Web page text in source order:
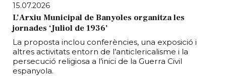
15.07.2026
L’Arxiu Municipal de Banyoles organitza les
jornades ‘Juliol de 1936’
La proposta inclou conferències, una exposició i
altres activitats entorn de l’anticlericalisme i la
persecució religiosa a l’inici de la Guerra Civil
espanyola.